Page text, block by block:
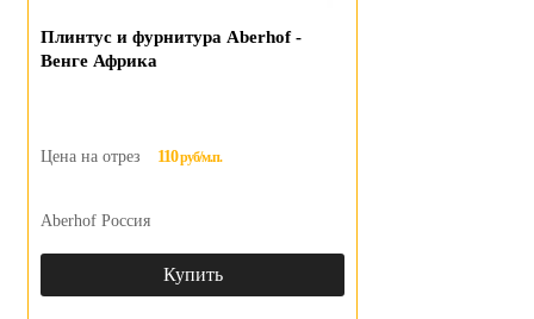
Плинтус и фурнитура Aberhof -
Венге Африка
Цена на отрез 110руб/м.п.
Aberhof Россия
Купить